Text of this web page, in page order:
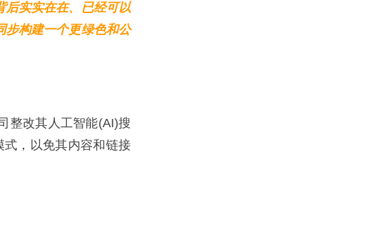
后实实在在、已经可以
步构建一个更绿色和公
改其人工智能(AI)搜
式，以免其内容和链接